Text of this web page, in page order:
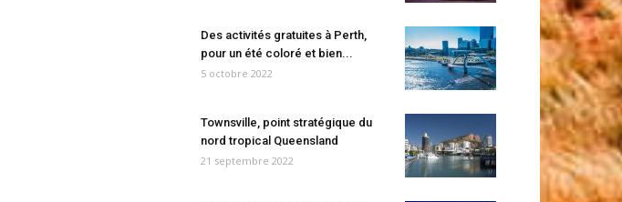
Des activités gratuites à Perth,
pour un été coloré et bien...
5 octobre 2022
Townsville, point stratégique du
nord tropical Queensland
21 septembre 2022